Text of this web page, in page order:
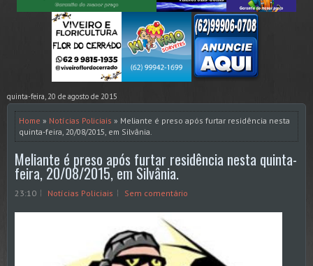
quinta-feira, 20 de agosto de 2015
Home » Notícias Policiais » Meliante é preso após furtar residência nesta
quinta-feira, 20/08/2015, em Silvânia.
Meliante é preso após furtar residência nesta quinta-
feira, 20/08/2015, em Silvânia.
23:10 Notícias Policiais Sem comentário